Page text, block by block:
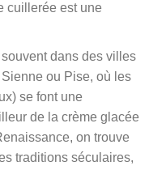
cuillerée est une
dans des villes
ou Pise, où les
se font une
de la crème glacée
on trouve
traditions séculaires,